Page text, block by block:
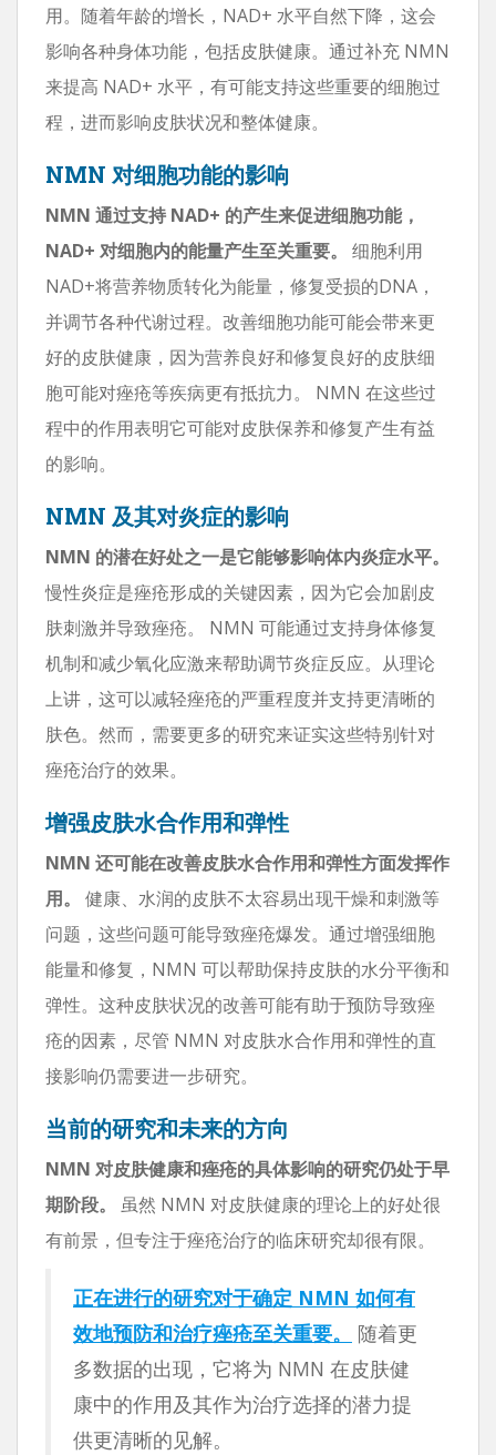
用。随着年龄的增长，NAD+ 水平自然下降，这会
影响各种身体功能，包括皮肤健康。通过补充 NMN
来提高 NAD+ 水平，有可能支持这些重要的细胞过
程，进而影响皮肤状况和整体健康。
NMN 对细胞功能的影响
NMN 通过支持 NAD+ 的产生来促进细胞功能，
NAD+ 对细胞内的能量产生至关重要。
细胞利用
NAD+将营养物质转化为能量，修复受损的DNA，
并调节各种代谢过程。改善细胞功能可能会带来更
好的皮肤健康，因为营养良好和修复良好的皮肤细
胞可能对痤疮等疾病更有抵抗力。 NMN 在这些过
程中的作用表明它可能对皮肤保养和修复产生有益
的影响。
NMN 及其对炎症的影响
NMN 的潜在好处之一是它能够影响体内炎症水平。
慢性炎症是痤疮形成的关键因素，因为它会加剧皮
肤刺激并导致痤疮。 NMN 可能通过支持身体修复
机制和减少氧化应激来帮助调节炎症反应。从理论
上讲，这可以减轻痤疮的严重程度并支持更清晰的
肤色。然而，需要更多的研究来证实这些特别针对
痤疮治疗的效果。
增强皮肤水合作用和弹性
NMN 还可能在改善皮肤水合作用和弹性方面发挥作
用。
健康、水润的皮肤不太容易出现干燥和刺激等
问题，这些问题可能导致痤疮爆发。通过增强细胞
能量和修复，NMN 可以帮助保持皮肤的水分平衡和
弹性。这种皮肤状况的改善可能有助于预防导致痤
疮的因素，尽管 NMN 对皮肤水合作用和弹性的直
接影响仍需要进一步研究。
当前的研究和未来的方向
NMN 对皮肤健康和痤疮的具体影响的研究仍处于早
期阶段。
虽然 NMN 对皮肤健康的理论上的好处很
有前景，但专注于痤疮治疗的临床研究却很有限。
正在进行的研究对于确定 NMN 如何有
效地预防和治疗痤疮至关重要。
随着更
多数据的出现，它将为 NMN 在皮肤健
康中的作用及其作为治疗选择的潜力提
供更清晰的见解。